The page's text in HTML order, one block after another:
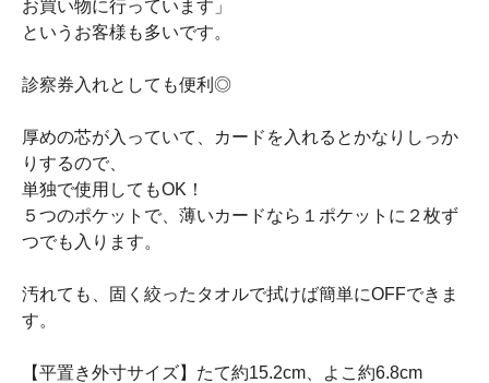
お買い物に行っています」
というお客様も多いです。
診察券入れとしても便利◎
厚めの芯が入っていて、カードを入れるとかなりしっか
りするので、
単独で使用してもOK！
５つのポケットで、薄いカードなら１ポケットに２枚ず
つでも入ります。
汚れても、固く絞ったタオルで拭けば簡単にOFFできま
す。
【平置き外寸サイズ】たて約15.2cm、よこ約6.8cm